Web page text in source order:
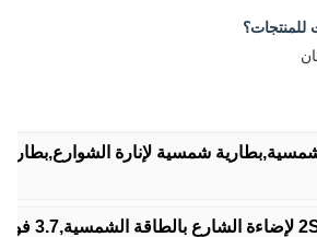
شمسية لإنارة